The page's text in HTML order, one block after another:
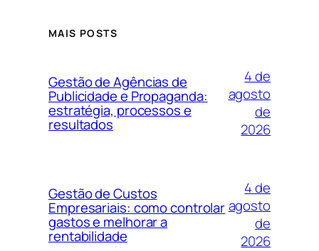
MAIS POSTS
Gestão de Agências de
Publicidade e Propaganda:
estratégia, processos e
resultados
4 de
agosto
de
2026
Gestão de Custos
Empresariais: como controlar
gastos e melhorar a
rentabilidade
4 de
agosto
de
2026